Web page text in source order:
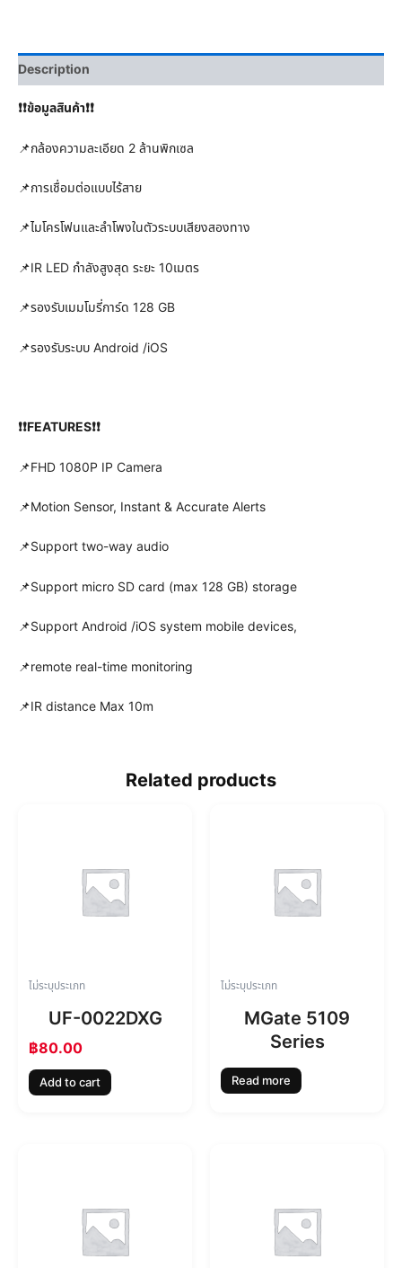
Description
❗❗ข้อมูลสินค้า❗❗
📌กล้องความละเอียด 2 ล้านพิกเซล
📌การเชื่อมต่อแบบไร้สาย
📌ไมโครโฟนและลำโพงในตัวระบบเสียงสองทาง
📌IR LED กำลังสูงสุด ระยะ 10เมตร
📌รองรับเมมโมรี่การ์ด 128 GB
📌รองรับระบบ Android /iOS
❗❗FEATURES❗❗
📌FHD 1080P IP Camera
📌Motion Sensor, Instant & Accurate Alerts
📌Support two-way audio
📌Support micro SD card (max 128 GB) storage
📌Support Android /iOS system mobile devices,
📌remote real-time monitoring
📌IR distance Max 10m
Related products
ไม่ระบุประเภท
UF-0022DXG
฿80.00
Add to cart
ไม่ระบุประเภท
MGate 5109
Series
Read more